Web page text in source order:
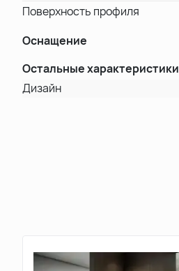
Поверхность профиля
Оснащение
Остальные характеристики
Дизайн